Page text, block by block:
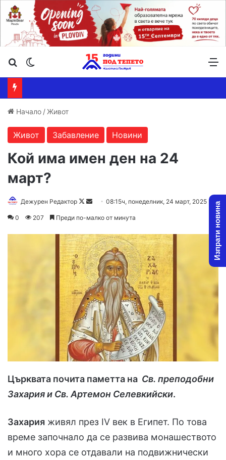
Търсене ...
Начало / Живот
Живот Забавление Новини
Кой има имен ден на 24
март?
Дежурен Редактор
Follow
Send08:15ч, понеделник, 24 март, 2025
0 207 Преди по-малко от минута
Църквата почита паметта на Св. преподобни
Захария и Св. Артемон Селевкийски.
Захария живял през IV век в Египет. По това
време започнало да се развива монашеството
и много хора се отдавали на подвижнически
Изпрати новина